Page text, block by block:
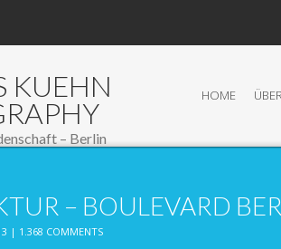
KUEHN
– Berlin
HOME
– BOULEVARD
| 1.368 COMMENTS